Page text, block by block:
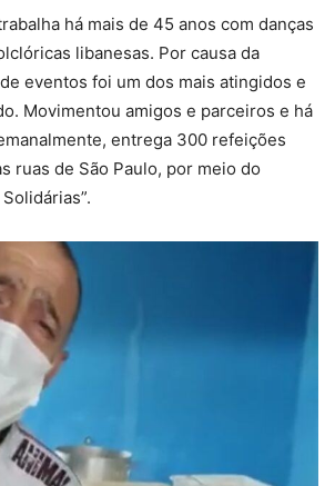
há mais de 45 anos com danças
libanesas. Por causa da
eventos foi um dos mais atingidos e
Movimentou amigos e parceiros e há
entrega 300 refeições
ruas de São Paulo, por meio do